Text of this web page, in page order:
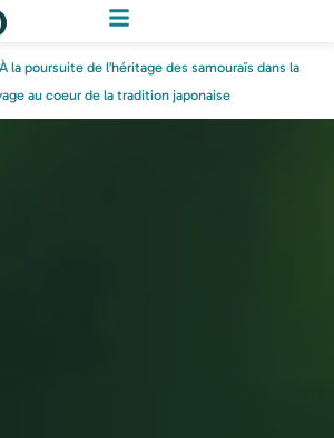
la poursuite de l’héritage des samouraïs dans la
au coeur de la tradition japonaise